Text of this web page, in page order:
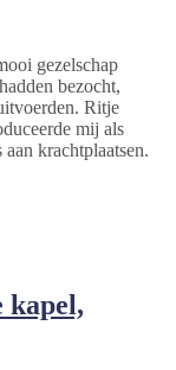
gezelschap
bezocht,
Ritje
mij als
krachtplaatsen.
kapel,